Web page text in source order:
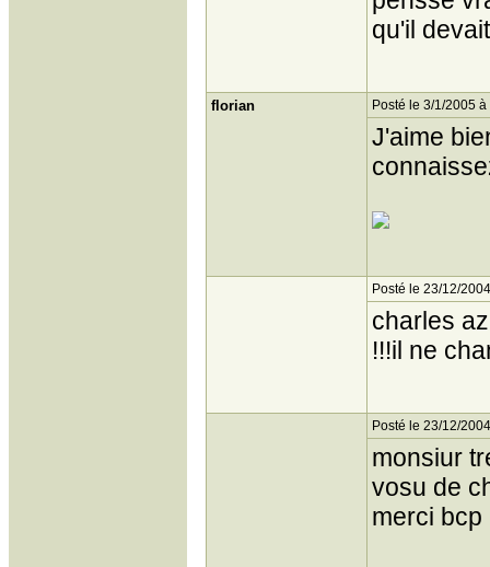
qu'il
florian Posté le 3/1/2005
J'aime
Posté le 23/12/
charles
!!!il ne
Posté le 23/12/
monsiur
vosu de
merci bcp